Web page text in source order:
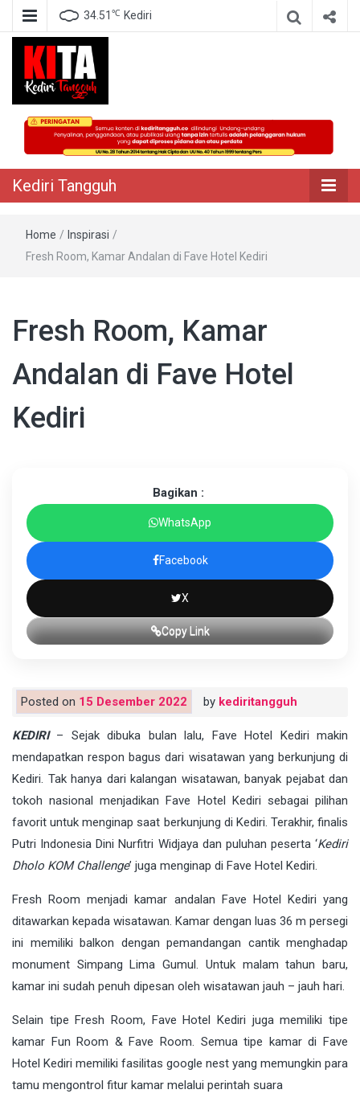
34.51 ℃ Kediri
Kediri Tangguh
Berita Akurat Terpercaya
Kediri Tangguh
Home / Inspirasi /
Fresh Room, Kamar Andalan di Fave Hotel Kediri
Fresh Room, Kamar
Andalan di Fave Hotel
Kediri
Bagikan :
WhatsApp
Facebook
X
Copy Link
Posted on 15 Desember 2022 by kediritangguh
KEDIRI– Sejak dibuka bulan lalu, Fave Hotel Kediri makin
mendapatkan respon bagus dari wisatawan yang berkunjung di
Kediri. Tak hanya dari kalangan wisatawan, banyak pejabat dan
tokoh nasional menjadikan Fave Hotel Kediri sebagai pilihan
favorit untuk menginap saat berkunjung di Kediri. Terakhir, finalis
Putri Indonesia Dini Nurfitri Widjaya dan puluhan peserta ‘Kediri
Dholo KOM Challenge’ juga menginap di Fave Hotel Kediri.
Fresh Room menjadi kamar andalan Fave Hotel Kediri yang
ditawarkan kepada wisatawan. Kamar dengan luas 36 m persegi
ini memiliki balkon dengan pemandangan cantik menghadap
monument Simpang Lima Gumul. Untuk malam tahun baru,
kamar ini sudah penuh dipesan oleh wisatawan jauh – jauh hari.
Selain tipe Fresh Room, Fave Hotel Kediri juga memiliki tipe
kamar Fun Room & Fave Room. Semua tipe kamar di Fave
Hotel Kediri memiliki fasilitas google nest yang memungkin para
tamu mengontrol fitur kamar melalui perintah suara